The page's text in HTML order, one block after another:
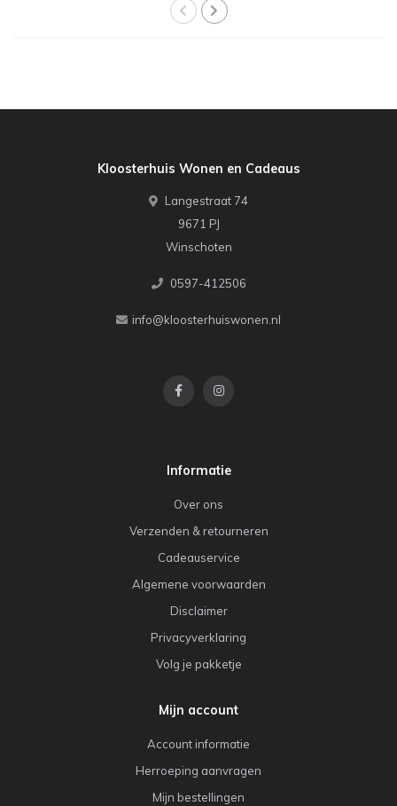
Kloosterhuis Wonen en Cadeaus
Langestraat 74
9671 PJ
Winschoten
0597-412506
info@kloosterhuiswonen.nl
Informatie
Over ons
Verzenden & retourneren
Cadeauservice
Algemene voorwaarden
Disclaimer
Privacyverklaring
Volg je pakketje
Mijn account
Account informatie
Herroeping aanvragen
Mijn bestellingen